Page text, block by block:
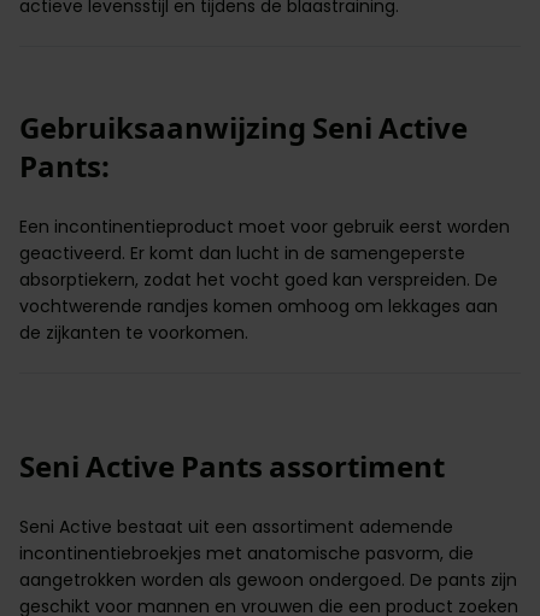
actieve levensstijl en tijdens de blaastraining.
Gebruiksaanwijzing Seni Active
Pants:
Een incontinentieproduct moet voor gebruik eerst worden
geactiveerd. Er komt dan lucht in de samengeperste
absorptiekern, zodat het vocht goed kan verspreiden. De
vochtwerende randjes komen omhoog om lekkages aan
de zijkanten te voorkomen.
Seni Active Pants assortiment
Seni Active bestaat uit een assortiment ademende
incontinentiebroekjes met anatomische pasvorm, die
aangetrokken worden als gewoon ondergoed. De pants zijn
geschikt voor mannen en vrouwen die een product zoeken